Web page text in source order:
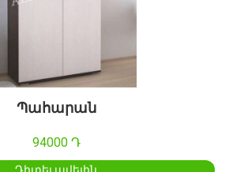
Պահարան
94000 Դ